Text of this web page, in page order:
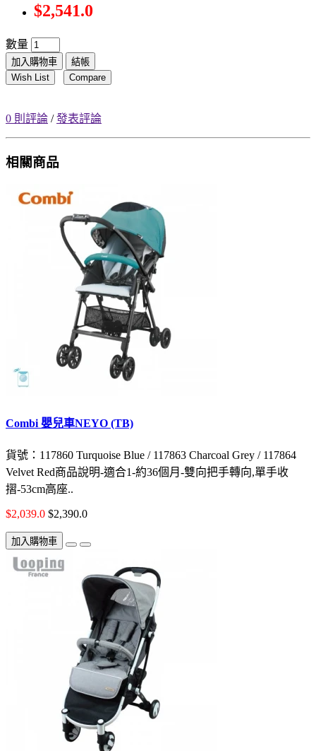
$2,541.0
數量
加入購物車
結帳
Wish List
Compare
0 則評論 /發表評論
相關商品
Combi 嬰兒車NEYO (TB)
貨號：117860 Turquoise Blue / 117863 Charcoal Grey / 117864
Velvet Red商品說明-適合1-約36個月-雙向把手轉向,單手收
摺-53cm高座..
$2,039.0 $2,390.0
加入購物車